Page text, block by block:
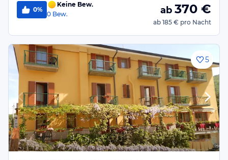
0%
Keine Bew.
0 Bew. ab 370 €
ab 185 € pro Nacht
5